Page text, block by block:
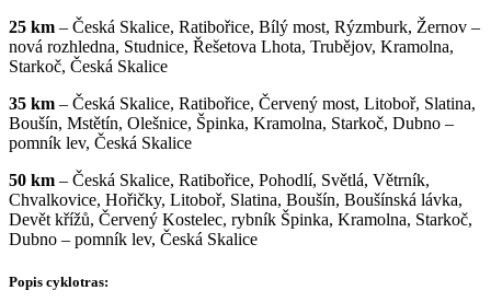
25 km – Česká Skalice, Ratibořice, Bílý most, Rýzmburk, Žernov –
nová rozhledna, Studnice, Řešetova Lhota, Trubějov, Kramolna,
Starkoč, Česká Skalice
35 km – Česká Skalice, Ratibořice, Červený most, Litoboř, Slatina,
Boušín, Mstětín, Olešnice, Špinka, Kramolna, Starkoč, Dubno –
pomník lev, Česká Skalice
50 km – Česká Skalice, Ratibořice, Pohodlí, Světlá, Větrník,
Chvalkovice, Hořičky, Litoboř, Slatina, Boušín, Boušínská lávka,
Devět křížů, Červený Kostelec, rybník Špinka, Kramolna, Starkoč,
Dubno – pomník lev, Česká Skalice
Popis cyklotras: